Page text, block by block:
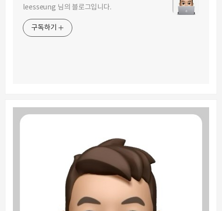
leesseung 님의 블로그입니다.
구독하기